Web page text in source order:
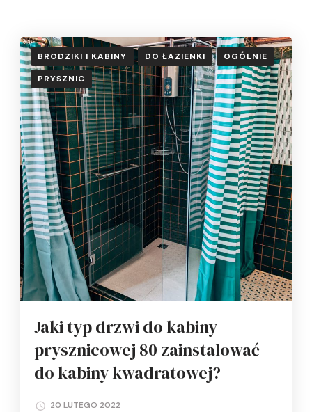
BRODZIKI I KABINY DO ŁAZIENKI
OGÓLNIE
PRYSZNIC
Jaki typ drzwi do kabiny
prysznicowej 80 zainstalować
do kabiny kwadratowej?
20 LUTEGO 2022